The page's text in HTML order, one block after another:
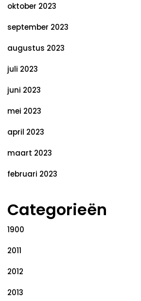
oktober 2023
september 2023
augustus 2023
juli 2023
juni 2023
mei 2023
april 2023
maart 2023
februari 2023
Categorieën
1900
2011
2012
2013